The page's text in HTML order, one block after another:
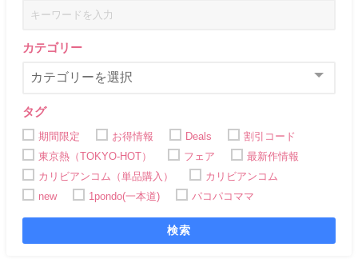
カテゴリー
タグ
期間限定 お得情報 Deals
割引コード
東京熱（TOKYO-HOT）
フェア
最新作情報
カリビアンコム（単品購入）
カリビアンコム
new
1pondo(一本道) パコパコママ
検索